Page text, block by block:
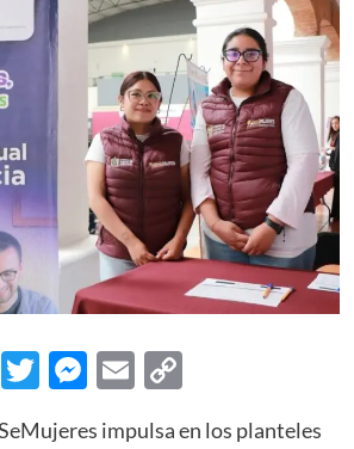
Twitter
Messenger
EmailCopy
impulsa en los planteles